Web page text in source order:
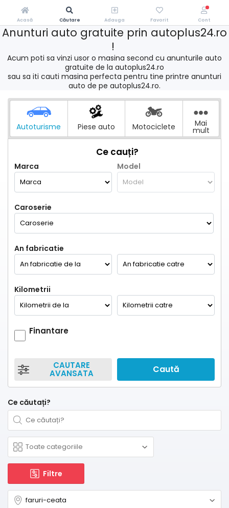
Anunturi auto gratuite prin autoplus24.ro
!
Acum poti sa vinzi usor o masina second cu anunturile auto
gratuite de la autoplus24.ro
sau sa iti cauti masina perfecta pentru tine printre anunturi
auto de pe autoplus24.ro.
Autoturisme Piese auto Motociclete Mai
mult
Ce cauți?
Marca Model
Caroserie
An fabricatie
Kilometrii
Finantare
CAUTARE
AVANSATA Caută
Ce căutați?
Filtre
Acasă Căutare Adauga Favorit Cont